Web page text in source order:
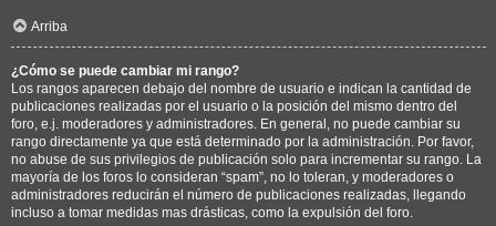
Arriba
¿Cómo se puede cambiar mi rango?
Los rangos aparecen debajo del nombre de usuario e indican la cantidad de
publicaciones realizadas por el usuario o la posición del mismo dentro del
foro, e.j. moderadores y administradores. En general, no puede cambiar su
rango directamente ya que está determinado por la administración. Por favor,
no abuse de sus privilegios de publicación solo para incrementar su rango. La
mayoría de los foros lo consideran “spam”, no lo toleran, y moderadores o
administradores reducirán el número de publicaciones realizadas, llegando
incluso a tomar medidas mas drásticas, como la expulsión del foro.